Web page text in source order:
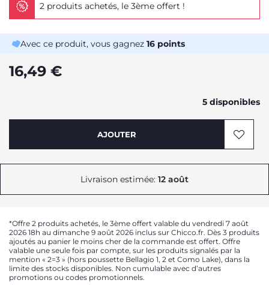
2 produits achetés, le 3ème offert !
Avec ce produit, vous gagnez 16 points
16,49 €
5 disponibles
AJOUTER
Livraison estimée: 12 août
*Offre 2 produits achetés, le 3ème offert valable du vendredi 7 août
2026 18h au dimanche 9 août 2026 inclus sur Chicco.fr. Dès 3 produits
ajoutés au panier le moins cher de la commande est offert. Offre
valable une seule fois par compte, sur les produits signalés par la
mention « 2=3 » (hors poussette Bellagio 1, 2 et Como Lake), dans la
limite des stocks disponibles. Non cumulable avec d’autres
promotions ou codes promotionnels.